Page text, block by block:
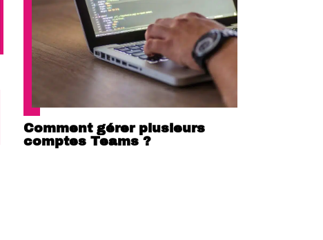
Comment gérer plusieurs
comptes Teams ?